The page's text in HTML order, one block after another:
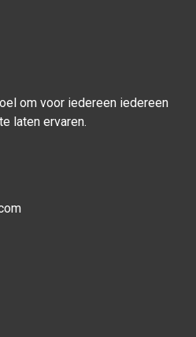
om voor iedereen iedereen
laten ervaren.